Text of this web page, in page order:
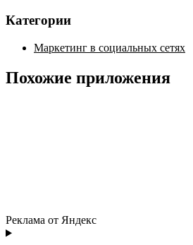
Категории
Маркетинг в социальных сетях
Похожие приложения
Реклама от Яндекс